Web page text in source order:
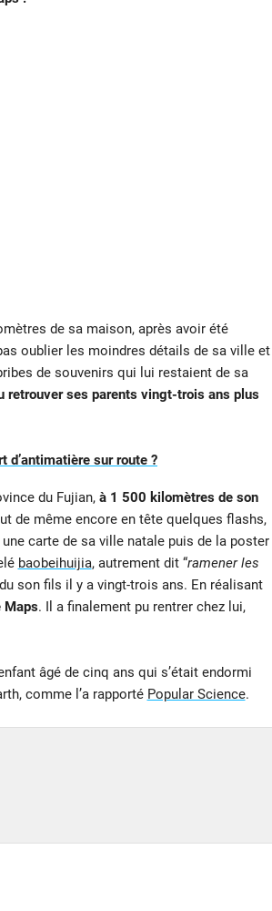
de sa maison, après avoir été
oublier les moindres détails de sa ville et
de souvenirs qui lui restaient de sa
retrouver ses parents vingt-trois ans plus
sur route ?
du Fujian, à 1 500 kilomètres de son
de même encore en tête quelques flashs,
carte de sa ville natale puis de la poster
baobeihuijia, autrement dit “ramener les
son fils il y a vingt-trois ans. En réalisant
Maps. Il a finalement pu rentrer chez lui,
âgé de cinq ans qui s’était endormi
comme l’a rapporté Popular Science.